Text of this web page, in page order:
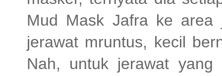
Mud Mask Jafra ke area
jerawat mruntus, kecil
Nah, untuk jerawat